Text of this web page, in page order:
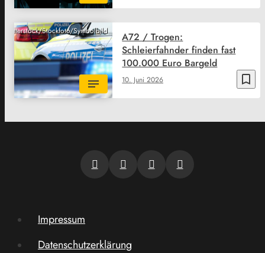
Shutterstock/Stockfoto/Symbolbild
bookmark_border
10. Juni 2026
A72 / Trogen:
Schleierfahnder finden fast
100.000 Euro Bargeld
Impressum
Datenschutzerklärung